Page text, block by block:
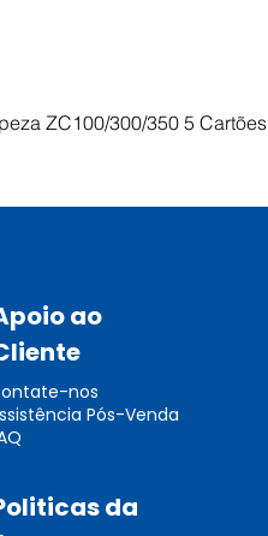
ZC100/300/350 5 Cartões
ao
nos
Pós-Venda
da